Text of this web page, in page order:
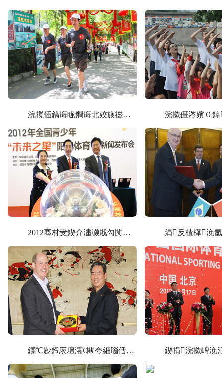
浣撹偛鎬诲眬鐧诲北姣旇禌鍦ㄥ寳浜€€鏌斾妇琛�...
2012骞村叏鍥介潚灏戝勾闃冲厜浣撹偛鑺�...
钄℃尟鍗庡壇灞€闀夸細瑙佸埄鍏瑰競鏀垮簻瀹樺憳...